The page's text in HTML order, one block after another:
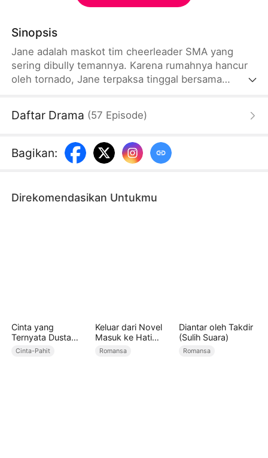
Sinopsis
Jane adalah maskot tim cheerleader SMA yang
sering dibully temannya. Karena rumahnya hancur
oleh tornado, Jane terpaksa tinggal bersama
ternyata adalah kapten tim basket sekolah yang
Daftar Drama (57 Episode)
Bagikan:
Direkomendasikan Untukmu
Cinta yang
Ternyata Dusta
(Sulih Suara)
Cinta-Pahit
Keluar dari Novel
Masuk ke Hati
Kamu
Romansa
Diantar oleh Takdir
(Sulih Suara)
Romansa